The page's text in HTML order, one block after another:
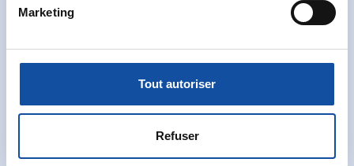
Marketing
Tout autoriser
Refuser
Près de 800 projets
de recherche
soutenus par an